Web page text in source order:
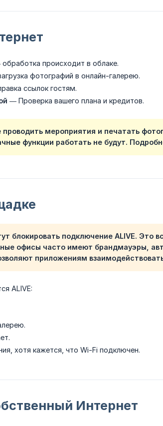
происходит в облаке.
фотографий в онлайн-галерею.
ссылок гостям.
— Проверка вашего плана и кредитов.
мероприятия и печатать
функции работать не будут.
блокировать подключение ALIVE. Это
офисы часто имеют брандмауэры,
приложениям
ALIVE:
хотя кажется, что Wi-Fi подключен.
Интернет